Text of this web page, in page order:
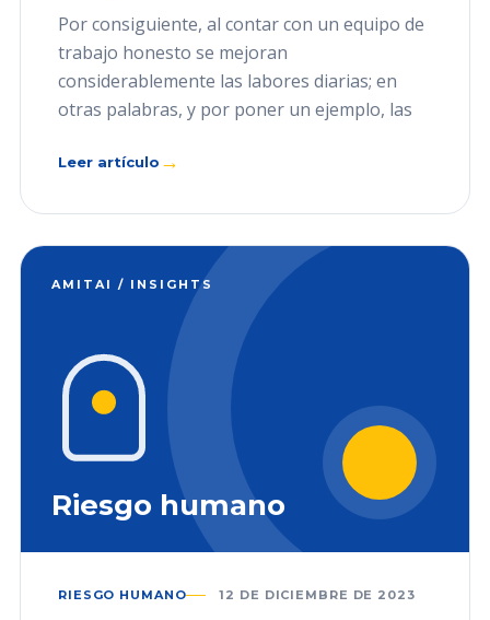
Por consiguiente, al contar con un equipo de
trabajo honesto se mejoran
considerablemente las labores diarias; en
otras palabras, y por poner un ejemplo, las
Leer artículo →
AMITAI / INSIGHTS
Riesgo humano
RIESGO HUMANO 12 DE DICIEMBRE DE 2023